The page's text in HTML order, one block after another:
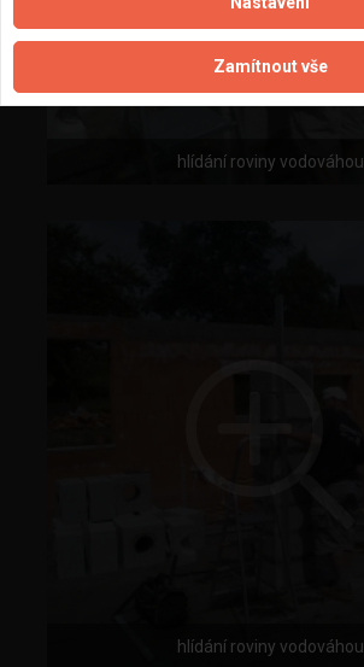
hlídání roviny vodováhou
hlídání roviny vodováhou
Zamítnout vše